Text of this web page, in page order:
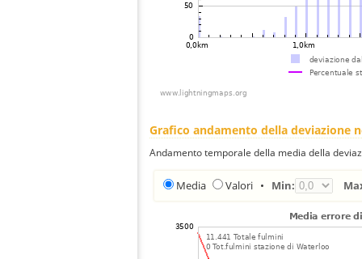
Grafico andamento della deviazione
Andamento temporale della media della
Media Valori • Min: